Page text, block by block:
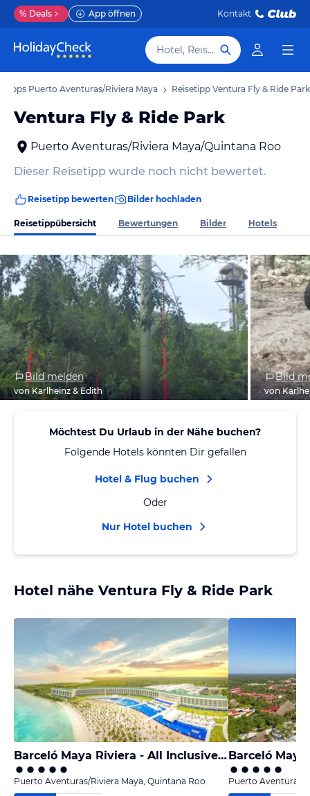
% Deals App öffnen Kontakt
Hotel, Reiseziel
Puerto Aventuras/Riviera Maya Reisetipp Ventura Fly & Ride Park
Ventura Fly & Ride Park
Puerto Aventuras/Riviera Maya/Quintana Roo
Dieser Reisetipp wurde noch nicht bewertet.
Reisetipp bewerten Bilder hochladen
Reisetippübersicht Bewertungen Bilder Hotels
Bild melden
von Karlheinz & Edith
Bild
von
Möchtest Du Urlaub in der Nähe buchen?
Folgende Hotels könnten Dir gefallen
Hotel & Flug buchen
Oder
Nur Hotel buchen
Hotel nähe Ventura Fly & Ride Park
Barceló Maya Riviera - All Inclusive Adults Only
Puerto Aventuras/Riviera Maya, Quintana Roo
Barceló Maya
Puerto Aventuras/